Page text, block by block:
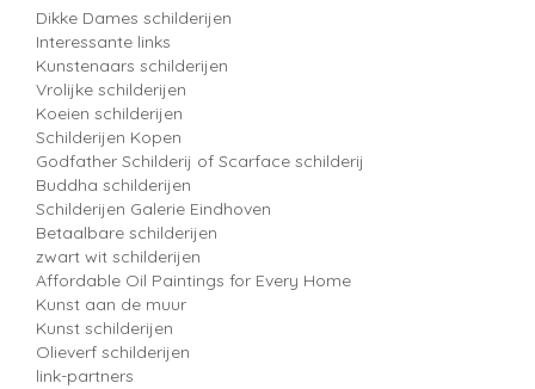
Dikke Dames schilderijen
Interessante links
Kunstenaars schilderijen
Vrolijke schilderijen
Koeien schilderijen
Schilderijen Kopen
Godfather Schilderij of Scarface schilderij
Buddha schilderijen
Schilderijen Galerie Eindhoven
Betaalbare schilderijen
zwart wit schilderijen
Affordable Oil Paintings for Every Home
Kunst aan de muur
Kunst schilderijen
Olieverf schilderijen
link-partners